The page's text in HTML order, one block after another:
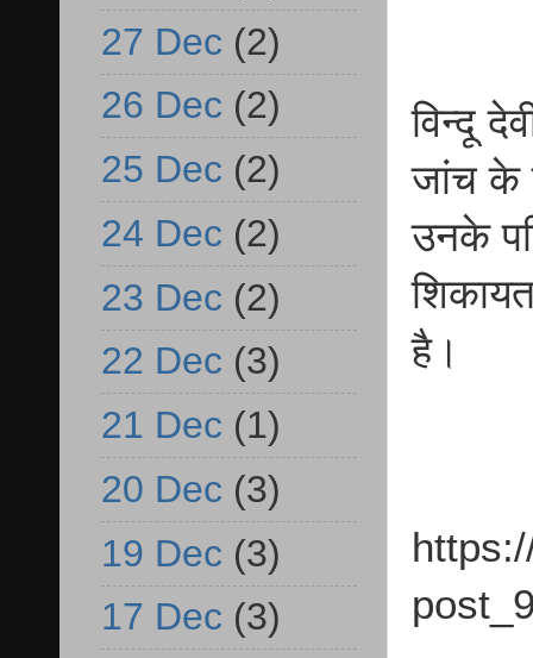
विन्दू
जांच के
उनके
है।
27 Dec (2)
26 Dec (2)
25 Dec (2)
24 Dec (2)
23 Dec (2)
22 Dec (3)
21 Dec (1)
20 Dec (3)
19 Dec (3)
17 Dec (3)